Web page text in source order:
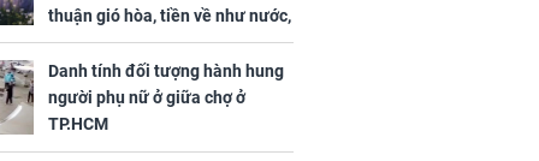
thuận gió hòa, tiền về như nước,
bạc vàng dư dả, Phú Quý Vinh
Hoa, vận trình khai sáng
Danh tính đối tượng hành hung
người phụ nữ ở giữa chợ ở
TP.HCM